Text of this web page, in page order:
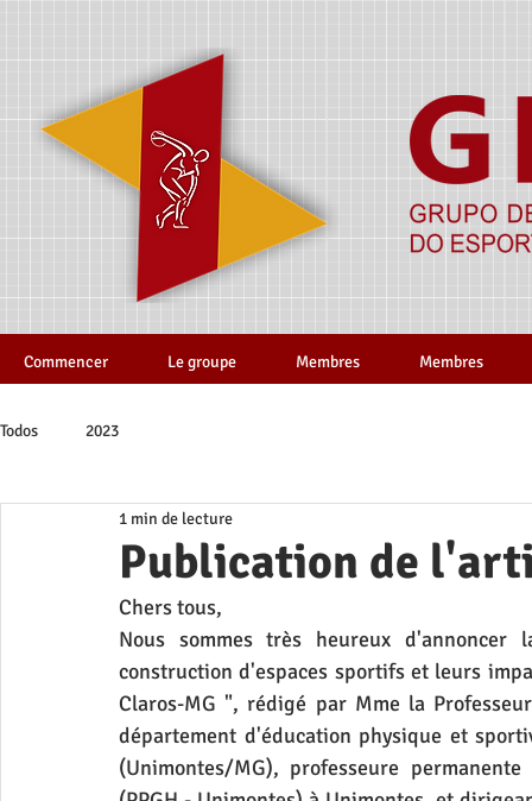
Commencer Le groupe Membres Membres
Todos 2023
Publication de
1 min de lecture
Chers tous,
Nous sommes très heureux
construction d'espaces sportifs et leurs
Claros-MG ", rédigé par Mme la
département d'éducation physique et
(Unimontes/MG), professeure